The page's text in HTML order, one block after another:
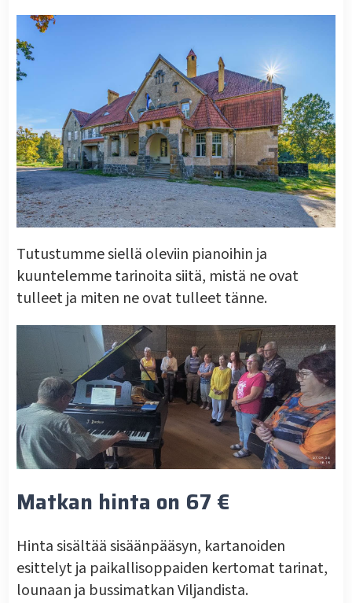
Tutustumme siellä oleviin pianoihin ja
kuuntelemme tarinoita siitä, mistä ne ovat
tulleet ja miten ne ovat tulleet tänne.
Matkan hinta on 67 €
Hinta sisältää sisäänpääsyn, kartanoiden
esittelyt ja paikallisoppaiden kertomat tarinat,
lounaan ja bussimatkan Viljandista.